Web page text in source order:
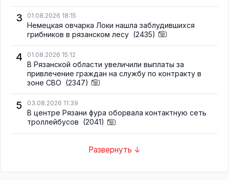
3 01.08.2026 18:15
Немецкая овчарка Локи нашла заблудившихся
грибников в рязанском лесу (2435)
4 01.08.2026 15:12
В Рязанской области увеличили выплаты за
привлечение граждан на службу по контракту в
зоне СВО (2347)
5 03.08.2026 11:39
В центре Рязани фура оборвала контактную сеть
троллейбусов (2041)
Развернуть ↓